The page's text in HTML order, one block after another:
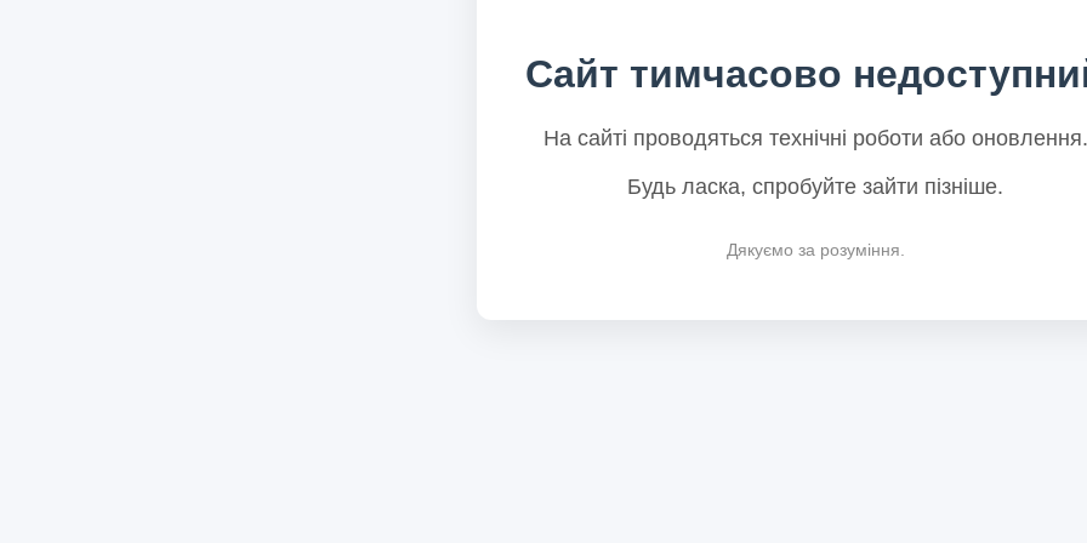
Сайт тимчасово
На сайті проводяться технічні роботи або оновлення.
Будь ласка, спробуйте зайти пізніше.
Дякуємо за розуміння.